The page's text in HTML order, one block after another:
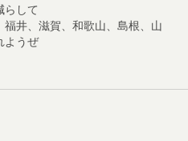
らして
井、滋賀、和歌山、島根、山
ようぜ